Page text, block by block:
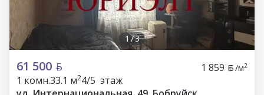
1/3
61 500 1 859 /м2
1 комн.33.1 м24/5 этаж